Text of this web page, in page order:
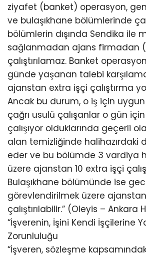
ziyafet (banket) operasyon,
ve bulaşıkhane bölümlerinde
bölümlerin dışında Sendika ile
sağlanmadan ajans firmadan
çalıştırılamaz. Banket
günde yaşanan talebi
ajanstan extra işçi çalıştırma
Ancak bu durum, o iş için
çağrı usulü çalışanlar o gün
çalışıyor olduklarında geçerli
alan temizliğinde halihazırdaki
eder ve bu bölümde 3 vardiya
üzere ajanstan 10 extra işçi
Bulaşıkhane bölümünde ise
görevlendirilmek üzere
çalıştırılabilir.” (Oleyis – Ankara
“İşverenin, İşini Kendi İşçilerine
Zorunluluğu
“İşveren, sözleşme